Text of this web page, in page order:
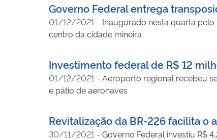
Governo Federal entrega
01/12/2021 - Inaugurado nesta quarta
centro da cidade mineira
Investimento federal de R$ 12
01/12/2021 - Aeroporto regional recebeu
e pátio de aeronaves
Revitalização da BR-226 facilita o
30/11/2021 - Governo Federal investiu R$